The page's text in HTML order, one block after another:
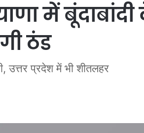
में
ठंड
उत्तर प्रदेश में भी शीतलहर